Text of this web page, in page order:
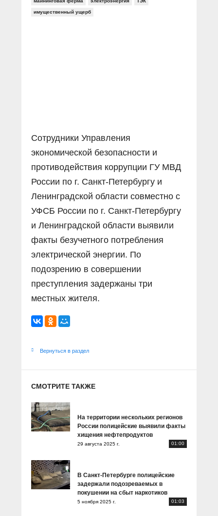
Социальные ролики
Прямой разговор
В знании сила
Газета «Щит и меч»
О ПОРТАЛЕ
имущественный ущерб
Сотрудники Управления
экономической безопасности и
противодействия коррупции ГУ МВД
России по г. Санкт-Петербургу и
Ленинградской области совместно с
УФСБ России по г. Санкт-Петербургу
и Ленинградской области выявили
факты безучетного потребления
электрической энергии. По
подозрению в совершении
преступления задержаны три
местных жителя.
Вернуться в раздел
СМОТРИТЕ ТАКЖЕ
На территории нескольких регионов
России полицейские выявили факты
хищения нефтепродуктов
29 августа 2025 г. 01:00
В Санкт-Петербурге полицейские
задержали подозреваемых в
покушении на сбыт наркотиков
5 ноября 2025 г. 01:03